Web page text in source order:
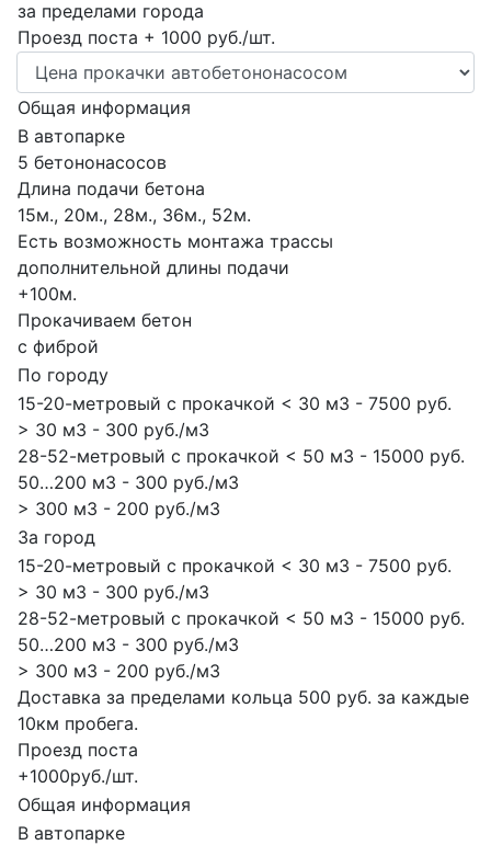
за пределами города
Проезд поста + 1000 руб./шт.
Общая информация
В автопарке
5 бетононасосов
Длина подачи бетона
15м., 20м., 28м., 36м., 52м.
Есть возможность монтажа трассы
дополнительной длины подачи
+100м.
Прокачиваем бетон
с фиброй
По городу
15-20-метровый с прокачкой < 30 м3 - 7500 руб.
> 30 м3 - 300 руб./м3
28-52-метровый с прокачкой < 50 м3 - 15000 руб.
50…200 м3 - 300 руб./м3
> 300 м3 - 200 руб./м3
За город
15-20-метровый с прокачкой < 30 м3 - 7500 руб.
> 30 м3 - 300 руб./м3
28-52-метровый с прокачкой < 50 м3 - 15000 руб.
50…200 м3 - 300 руб./м3
> 300 м3 - 200 руб./м3
Доставка за пределами кольца 500 руб. за каждые
10км пробега.
Проезд поста
+1000руб./шт.
Общая информация
В автопарке